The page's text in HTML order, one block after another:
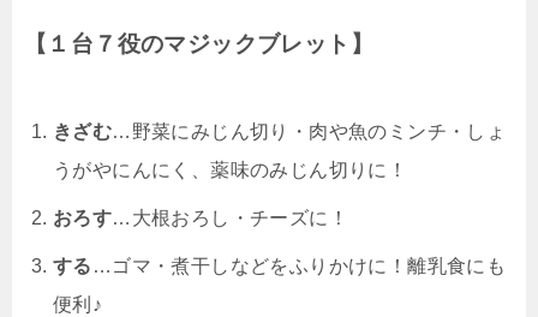
【１台７役のマジックブレット】
きざむ…野菜にみじん切り・肉や魚のミンチ・しょ
うがやにんにく、薬味のみじん切りに！
おろす…大根おろし・チーズに！
する …ゴマ・煮干しなどをふりかけに！離乳食にも
便利♪